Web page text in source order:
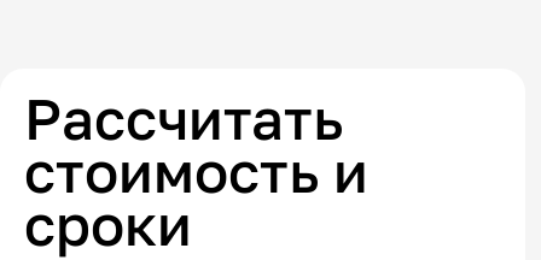
Рассчитать
стоимость и
сроки